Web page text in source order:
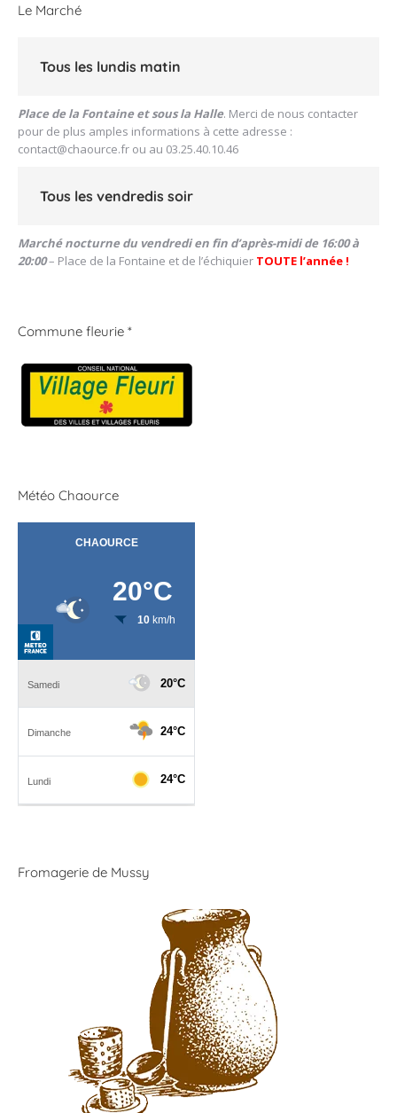
Le Marché
Tous les lundis matin
Place de la Fontaine et sous la Halle. Merci de nous contacter
pour de plus amples informations à cette adresse :
contact@chaource.fr ou au 03.25.40.10.46
Tous les vendredis soir
Marché nocturne du vendredi en fin d’après-midi de 16:00 à
20:00– Place de la Fontaine et de l’échiquier TOUTE l’année !
Commune fleurie *
Météo Chaource
Fromagerie de Mussy